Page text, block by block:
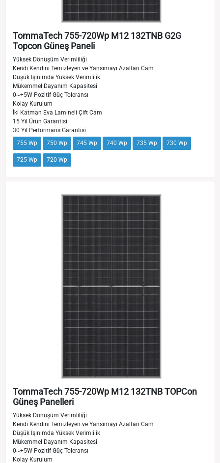
TommaTech 755-720Wp M12 132TNB G2G
Topcon Güneş Paneli
Yüksek Dönüşüm Verimliliği
Kendi Kendini Temizleyen ve Yansımayı Azaltan Cam
Düşük Işınımda Yüksek Verimlilik
Mükemmel Dayanım Kapasitesi
0~+5W Pozitif Güç Toleransı
Kolay Kurulum
İki Katman Eva Lamineli Çift Cam
15 Yıl Ürün Garantisi
30 Yıl Performans Garantisi
755 Wp
750 Wp 745 Wp 740 Wp 735 Wp 730 Wp
725 Wp 720 Wp
TommaTech 755-720Wp M12 132TNB TOPCon
Güneş Panelleri
Yüksek Dönüşüm Verimliliği
Kendi Kendini Temizleyen ve Yansımayı Azaltan Cam
Düşük Işınımda Yüksek Verimlilik
Mükemmel Dayanım Kapasitesi
0~+5W Pozitif Güç Toleransı
Kolay Kurulum